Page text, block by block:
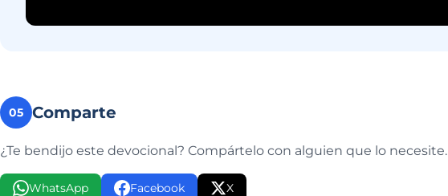
05 Comparte
¿Te bendijo este devocional? Compártelo con alguien que lo necesite.
WhatsApp Facebook X